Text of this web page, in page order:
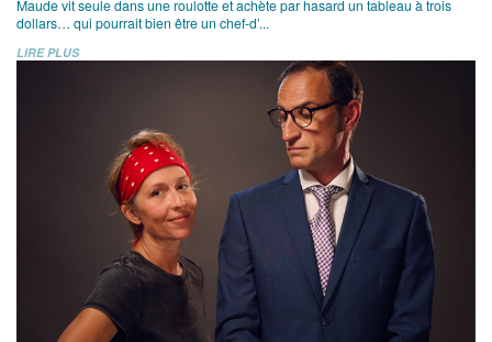
Maude vit seule dans une roulotte et achète par hasard un tableau à trois
dollars… qui pourrait bien être un chef-d’...
LIRE PLUS